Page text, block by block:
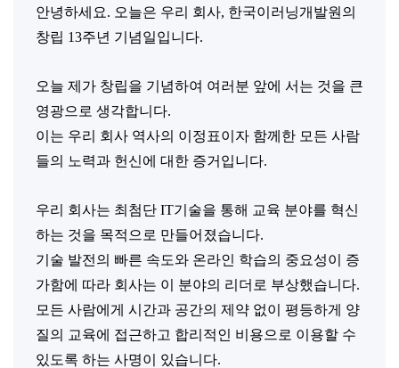
안녕하세요. 오늘은 우리 회사, 한국이러닝개발원의
창립 13주년 기념일입니다.
오늘 제가 창립을 기념하여 여러분 앞에 서는 것을 큰
영광으로 생각합니다.
이는 우리 회사 역사의 이정표이자 함께한 모든 사람
들의 노력과 헌신에 대한 증거입니다.
우리 회사는 최첨단 IT기술을 통해 교육 분야를 혁신
하는 것을 목적으로 만들어졌습니다.
기술 발전의 빠른 속도와 온라인 학습의 중요성이 증
가함에 따라 회사는 이 분야의 리더로 부상했습니다.
모든 사람에게 시간과 공간의 제약 없이 평등하게 양
질의 교육에 접근하고 합리적인 비용으로 이용할 수
있도록 하는 사명이 있습니다.